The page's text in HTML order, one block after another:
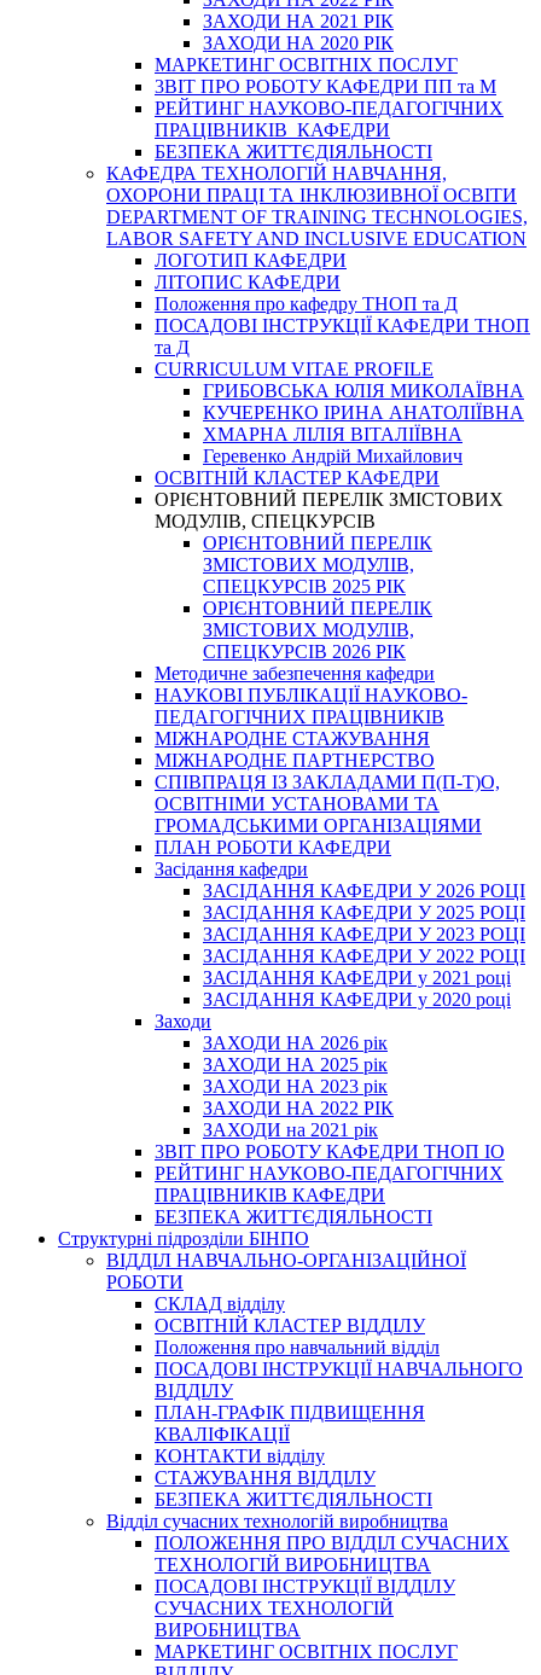
ЗАХОДИ НА 2021 РІК
ЗАХОДИ НА 2020 РІК
МАРКЕТИНГ ОСВІТНІХ ПОСЛУГ
3BIT ПРО РОБОТУ КАФЕДРИ ПП та М
РЕЙТИНГ НАУКОВО-ПЕДАГОГІЧНИХ
ПРАЦІВНИКІВ КАФЕДРИ
БЕЗПЕКА ЖИТТЄДІЯЛЬНОСТІ
КАФЕДРА ТЕХНОЛОГІЙ НАВЧАННЯ,
ОХОРОНИ ПРАЦІ ТА ІНКЛЮЗИВНОЇ ОСВІТИ
DEPARTMENT OF TRAINING TECHNOLOGIES,
LABOR SAFETY AND INCLUSIVE EDUCATION
ЛОГОТИП КАФЕДРИ
ЛІТОПИС КАФЕДРИ
Положення про кафедру ТНОП та Д
ПОСАДОВІ ІНСТРУКЦІЇ КАФЕДРИ ТНОП
та Д
CURRICULUM VITAE PROFILE
ГРИБОВСЬКА ЮЛІЯ МИКОЛАЇВНА
КУЧЕРЕНКО ІРИНА АНАТОЛІЇВНА
ХМАРНА ЛІЛІЯ ВІТАЛІЇВНА
Геревенко Андрій Михайлович
ОСВІТНІЙ КЛАСТЕР КАФЕДРИ
ОРІЄНТОВНИЙ ПЕРЕЛІК ЗМІСТОВИХ
МОДУЛІВ, СПЕЦКУРСІВ
ОРІЄНТОВНИЙ ПЕРЕЛІК
ЗМІСТОВИХ МОДУЛІВ,
СПЕЦКУРСІВ 2025 РІК
ОРІЄНТОВНИЙ ПЕРЕЛІК
ЗМІСТОВИХ МОДУЛІВ,
СПЕЦКУРСІВ 2026 РІК
Методичне забезпечення кафедри
НАУКОВІ ПУБЛІКАЦІЇ НАУКОВО-
ПЕДАГОГІЧНИХ ПРАЦІВНИКІВ
МІЖНАРОДНЕ СТАЖУВАННЯ
МІЖНАРОДНЕ ПАРТНЕРСТВО
СПІВПРАЦЯ ІЗ ЗАКЛАДАМИ П(П-Т)О,
ОСВІТНІМИ УСТАНОВАМИ ТА
ГРОМАДСЬКИМИ ОРГАНІЗАЦІЯМИ
ПЛАН РОБОТИ КАФЕДРИ
Засідання кафедри
ЗАСІДАННЯ КАФЕДРИ У 2026 РОЦІ
ЗАСІДАННЯ КАФЕДРИ У 2025 РОЦІ
ЗАСІДАННЯ КАФЕДРИ У 2023 РОЦІ
ЗАСІДАННЯ КАФЕДРИ У 2022 РОЦІ
ЗАСІДАННЯ КАФЕДРИ у 2021 році
ЗАСІДАННЯ КАФЕДРИ у 2020 році
Заходи
ЗАХОДИ НА 2026 рік
ЗАХОДИ НА 2025 рік
ЗАХОДИ НА 2023 рік
ЗАХОДИ НА 2022 РІК
ЗАХОДИ на 2021 рік
3BIT ПРО РОБОТУ КАФЕДРИ ТНОП ІО
РЕЙТИНГ НАУКОВО-ПЕДАГОГІЧНИХ
ПРАЦІВНИКІВ КАФЕДРИ
БЕЗПЕКА ЖИТТЄДІЯЛЬНОСТІ
Структурні підрозділи БІНПО
ВІДДІЛ НАВЧАЛЬНО-ОРГАНІЗАЦІЙНОЇ
РОБОТИ
СКЛАД відділу
ОСВІТНІЙ КЛАСТЕР ВІДДІЛУ
Положення про навчальний вiддiл
ПОСАДОВІ ІНСТРУКЦІЇ НАВЧАЛЬНОГО
ВІДДІЛУ
ПЛАН-ГРАФІК ПІДВИЩЕННЯ
КВАЛІФІКАЦІЇ
КОНТАКТИ відділу
СТАЖУВАННЯ ВІДДІЛУ
БЕЗПЕКА ЖИТТЄДІЯЛЬНОСТІ
Відділ сучасних технологій виробництва
ПОЛОЖЕННЯ ПРО ВІДДІЛ СУЧАСНИХ
ТЕХНОЛОГІЙ ВИРОБНИЦТВА
ПОСАДОВІ ІНСТРУКЦІЇ ВІДДІЛУ
СУЧАСНИХ ТЕХНОЛОГІЙ
ВИРОБНИЦТВА
МАРКЕТИНГ ОСВІТНІХ ПОСЛУГ